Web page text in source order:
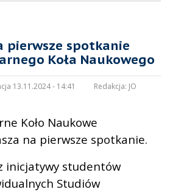
pierwsze spotkanie
Koła Naukowego
13.11.2024 - 14:41 Redakcja: JO
Koło Naukowe
na pierwsze spotkanie.
inicjatywy studentów
Studiów